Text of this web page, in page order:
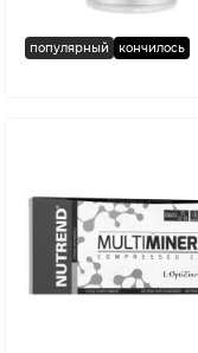
популярный кончилось